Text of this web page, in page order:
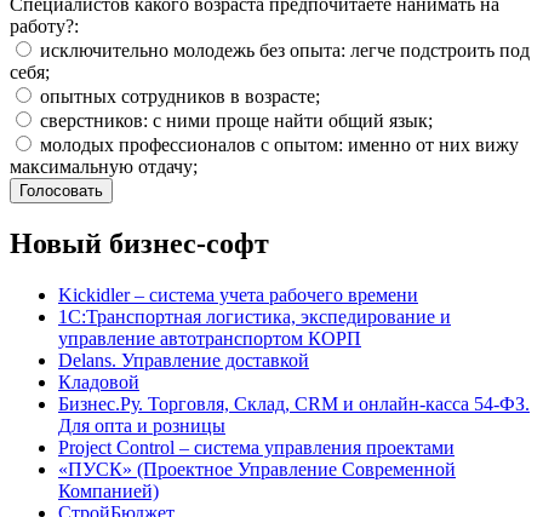
Специалистов какого возраста предпочитаете нанимать на
работу?:
исключительно молодежь без опыта: легче подстроить под
себя;
опытных сотрудников в возрасте;
сверстников: с ними проще найти общий язык;
молодых профессионалов с опытом: именно от них вижу
максимальную отдачу;
Новый бизнес-софт
Kickidler – система учета рабочего времени
1С:Транспортная логистика, экспедирование и
управление автотранспортом КОРП
Delans. Управление доставкой
Кладовой
Бизнес.Ру. Торговля, Склад, CRM и онлайн-касса 54-ФЗ.
Для опта и розницы
Project Сontrol – система управления проектами
«ПУСК» (Проектное Управление Современной
Компанией)
СтройБюджет